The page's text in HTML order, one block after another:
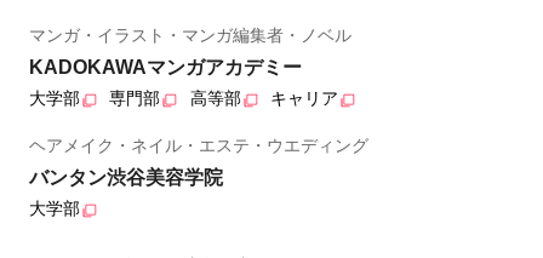
マンガ・イラスト・マンガ編集者・ノベル
KADOKAWAマンガアカデミー
大学部 専門部 高等部 キャリア
ヘアメイク・ネイル・エステ・ウエディング
バンタン渋谷美容学院
大学部